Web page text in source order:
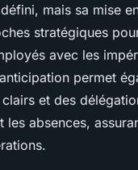
mais sa mise
stratégiques
avec les
permet
et des
les absences,